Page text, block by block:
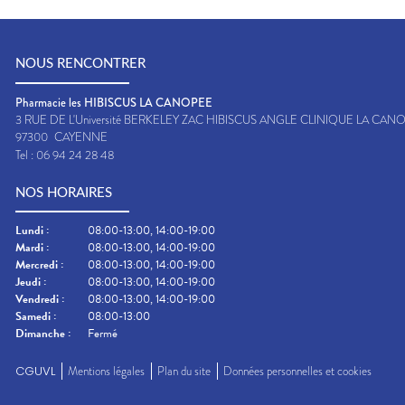
NOUS RENCONTRER
Pharmacie les HIBISCUS LA CANOPEE
3 RUE DE L'Université BERKELEY ZAC HIBISCUS ANGLE CLINIQUE LA
97300 CAYENNE
Tel : 06 94 24 28 48
NOS HORAIRES
Lundi :
08:00-13:00, 14:00-19:00
Mardi :
08:00-13:00, 14:00-19:00
Mercredi :
08:00-13:00, 14:00-19:00
Jeudi :
08:00-13:00, 14:00-19:00
Vendredi :
08:00-13:00, 14:00-19:00
Samedi :
08:00-13:00
Dimanche : Fermé
CGUVL Mentions légales Plan du site Données personnelles et cookies